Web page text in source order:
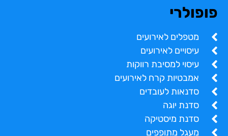
פופולרי
מטפלים לאירועים
עיסויים לאירועים
עיסוי למסיבת רווקות
אמבטיות קרח לאירועים
סדנאות לעובדים
סדנת יוגה
סדנת מיסטיקה
מעגל מתופפים